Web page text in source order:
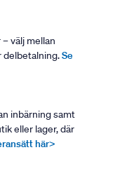
välj mellan
delbetalning.Se
inbärning samt
eller lager, där
här>